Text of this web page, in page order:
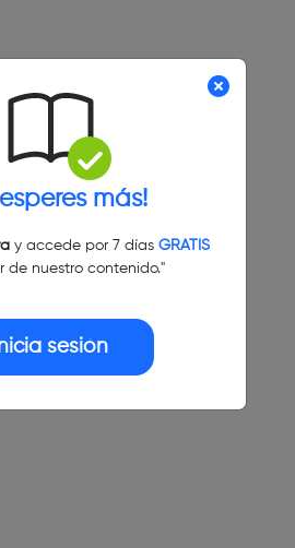
más!
y accede por 7 días GRATIS
de nuestro contenido."
sesión